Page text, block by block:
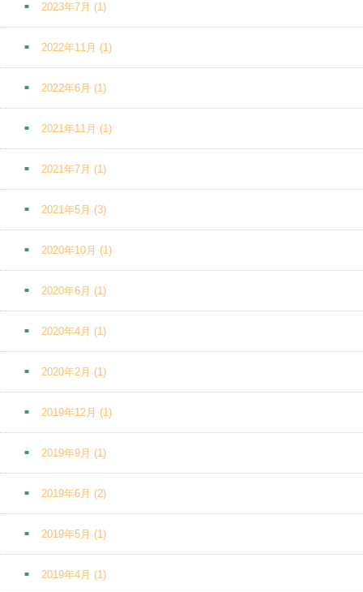
2023年7月 (1)
2022年11月 (1)
2022年6月 (1)
2021年11月 (1)
2021年7月 (1)
2021年5月 (3)
2020年10月 (1)
2020年6月 (1)
2020年4月 (1)
2020年2月 (1)
2019年12月 (1)
2019年9月 (1)
2019年6月 (2)
2019年5月 (1)
2019年4月 (1)